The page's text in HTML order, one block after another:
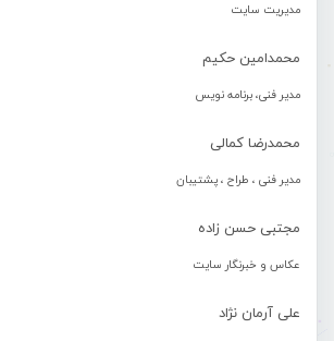
مدیریت سایت
محمدامین حکیم
مدیر فنی، برنامه نویس
محمدرضا کمالی
مدیر فنی ، طراح ، پشتیبان
مجتبی حسن زاده
عکاس و خبرنگار سایت
علی آرمان نژاد